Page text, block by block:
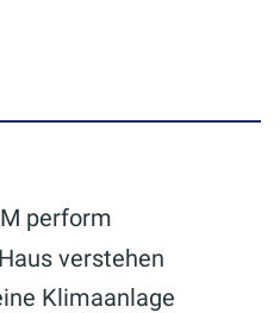
perform
verstehen
Klimaanlage